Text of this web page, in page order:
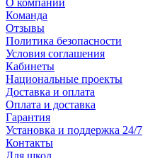
О компании
Команда
Отзывы
Политика безопасности
Условия соглашения
Кабинеты
Национальные проекты
Доставка и оплата
Оплата и доставка
Гарантия
Установка и поддержка 24/7
Контакты
Для школ